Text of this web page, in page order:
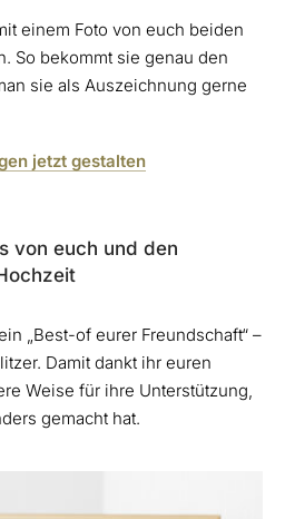
einem Foto von euch beiden
So bekommt sie genau den
sie als Auszeichnung gerne
jetzt gestalten
von euch und den
„Best-of eurer Freundschaft“ –
Damit dankt ihr euren
Weise für ihre Unterstützung,
gemacht hat.